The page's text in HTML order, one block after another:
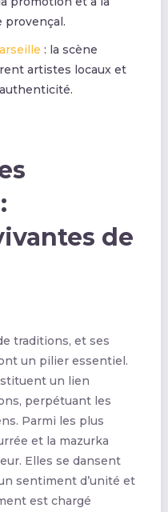
provençal.
: la scène
artistes locaux et
de
traditions, et ses
un pilier essentiel.
un lien
perpétuant les
Parmi les plus
et la mazurka
Elles se dansent
sentiment d’unité et
est chargé